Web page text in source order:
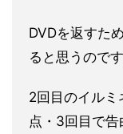
DVDを返すた
ると思うのです
2回目のイルミ
点・3回目で告